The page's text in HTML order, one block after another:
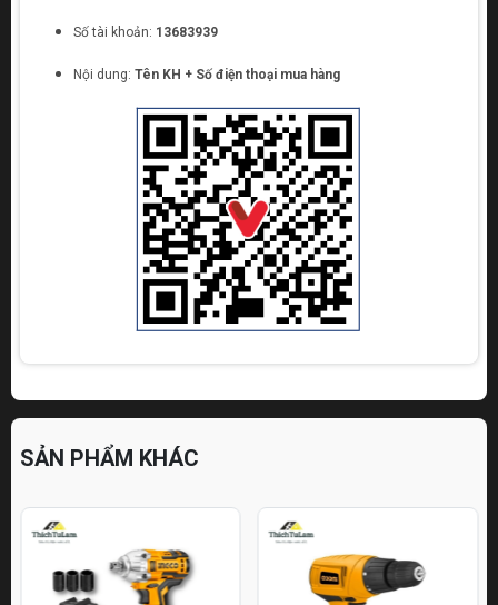
Số tài khoản: 13683939
Nội dung: Tên KH + Số điện thoại mua hàng
SẢN PHẨM KHÁC